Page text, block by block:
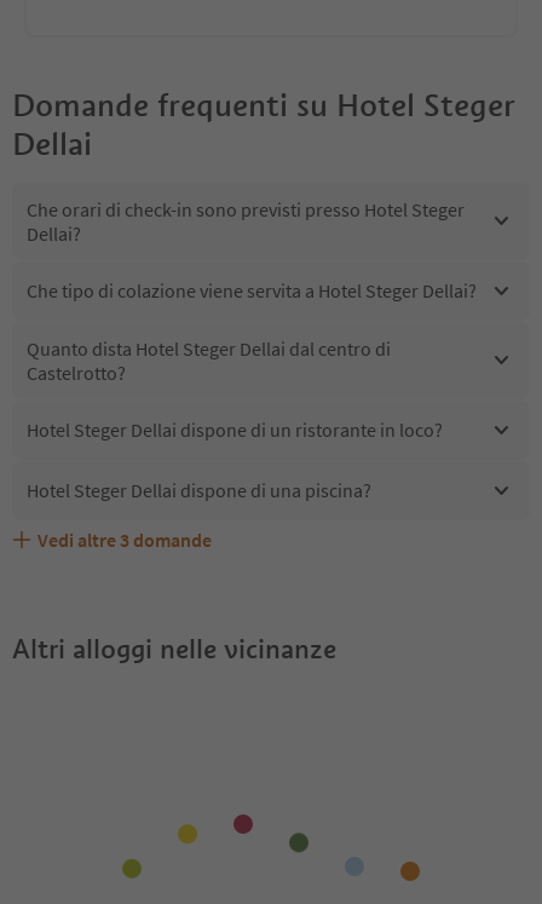
Domande frequenti su Hotel Steger
Dellai
Che orari di check-in sono previsti presso Hotel Steger
Dellai?
Che tipo di colazione viene servita a Hotel Steger Dellai?
Quanto dista Hotel Steger Dellai dal centro di
Castelrotto?
Hotel Steger Dellai dispone di un ristorante in loco?
Hotel Steger Dellai dispone di una piscina?
Hotel Steger Dellai accetta animali domestici?
Quali servizi/attività sono disponibili presso Hotel Steger
Gli ospiti di Hotel Steger Dellai ricevono l'Alto Adige
Vedi altre 3 domande
Altri alloggi nelle vicinanze